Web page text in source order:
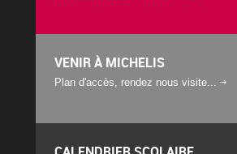
VENIR À MICHELIS
Plan d'accès, rendez nous visite...